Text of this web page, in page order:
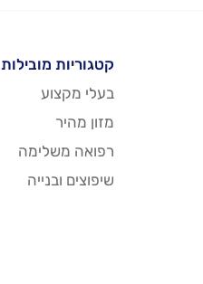
קטגוריות מובילות
בעלי מקצוע
מזון מהיר
רפואה משלימה
שיפוצים ובנייה